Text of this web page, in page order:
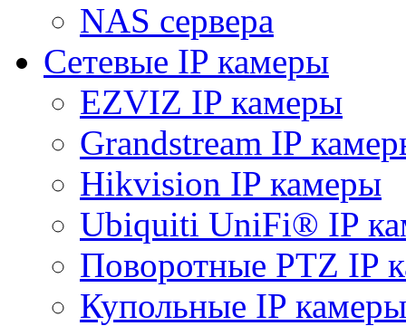
NAS сервера
Сетевые IP камеры
EZVIZ IP камеры
Grandstream IP
Hikvision IP камеры
Ubiquiti UniFi® IP
Поворотные PTZ IP
Купольные IP камеры